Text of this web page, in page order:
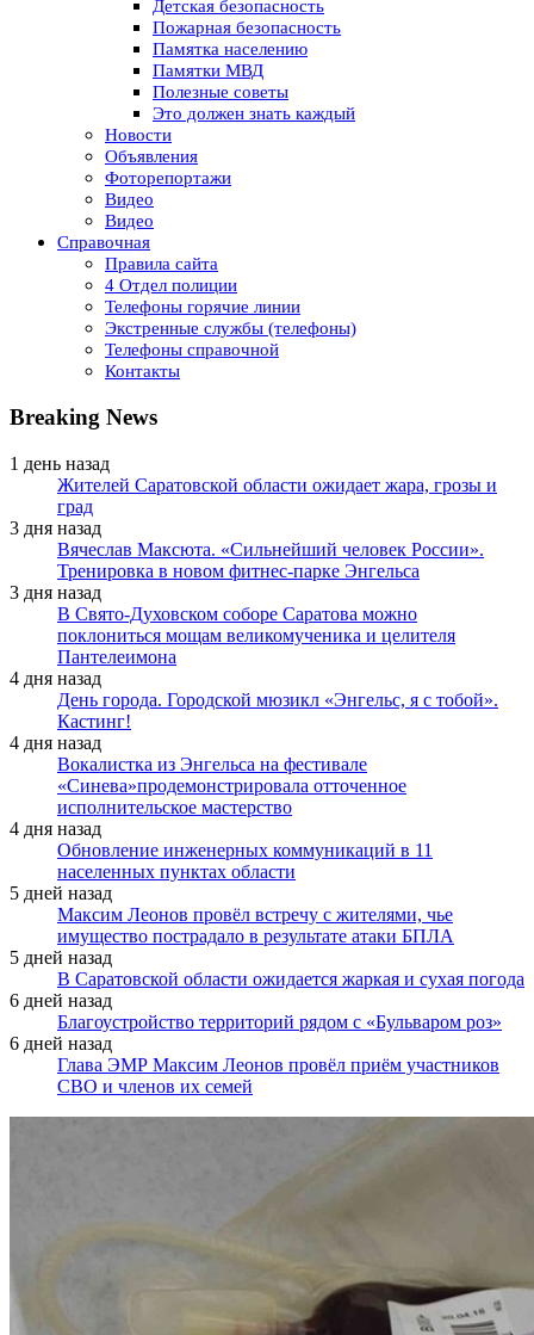
Детская безопасность
Пожарная безопасность
Памятка населению
Памятки МВД
Полезные советы
Это должен знать каждый
Новости
Объявления
Фоторепортажи
Видео
Видео
Справочная
Правила сайта
4 Отдел полиции
Телефоны горячие линии
Экстренные службы (телефоны)
Телефоны справочной
Контакты
Breaking News
1 день назад
Жителей Саратовской области ожидает жара, грозы и
град
3 дня назад
Вячеслав Максюта. «Сильнейший человек России».
Тренировка в новом фитнес-парке Энгельса
3 дня назад
В Свято-Духовском соборе Саратова можно
поклониться мощам великомученика и целителя
Пантелеимона
4 дня назад
День города. Городской мюзикл «Энгельс, я с тобой».
Кастинг!
4 дня назад
Вокалистка из Энгельса на фестивале
«Синева»продемонстрировала отточенное
исполнительское мастерство
4 дня назад
Обновление инженерных коммуникаций в 11
населенных пунктах области
5 дней назад
Максим Леонов провёл встречу с жителями, чье
имущество пострадало в результате атаки БПЛА
5 дней назад
В Саратовской области ожидается жаркая и сухая погода
6 дней назад
Благоустройство территорий рядом с «Бульваром роз»
6 дней назад
Глава ЭМР Максим Леонов провёл приём участников
СВО и членов их семей